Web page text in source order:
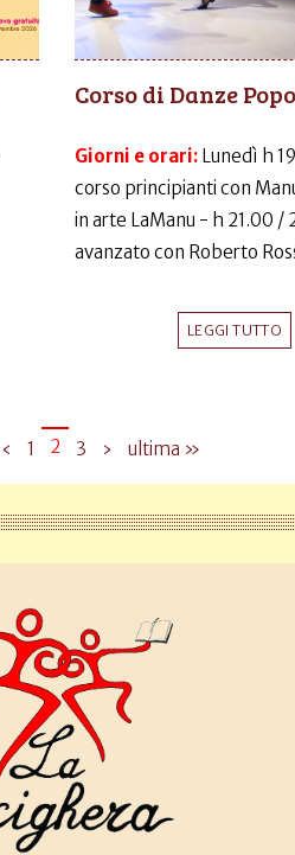
Corso di Danze
Giorni e orari: Lunedì h
corso principianti con
in arte LaManu - h 21.00 /
avanzato con Roberto
LEGGI TUTTO
‹ 1 2 3 › ultima »